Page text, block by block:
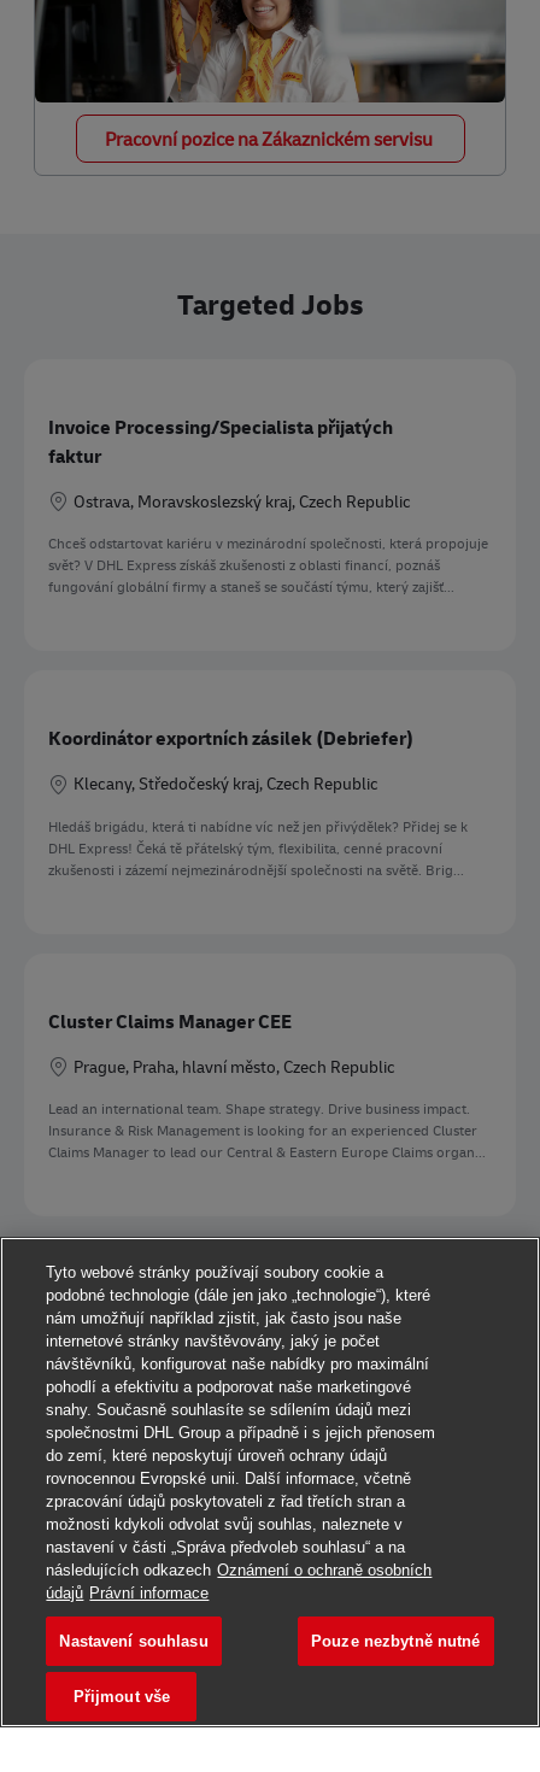
Pracovní pozice na Zákaznickém servisu
Targeted Jobs
Invoice Processing/Specialista přijatých
faktur
Location
Ostrava, Moravskoslezský kraj, Czech Republic
Chceš odstartovat kariéru v mezinárodní společnosti, která propojuje
svět? V DHL Express získáš zkušenosti z oblasti financí, poznáš
fungování globální firmy a staneš se součástí týmu, který zajišť...
Koordinátor exportních zásilek (Debriefer)
Location
Klecany, Středočeský kraj, Czech Republic
Hledáš brigádu, která ti nabídne víc než jen přivýdělek? Přidej se k
DHL Express! Čeká tě přátelský tým, flexibilita, cenné pracovní
zkušenosti i zázemí nejmezinárodnější společnosti na světě. Brig...
Cluster Claims Manager CEE
Location
Prague, Praha, hlavní město, Czech Republic
Lead an international team. Shape strategy. Drive business impact.
Insurance & Risk Management is looking for an experienced Cluster
Claims Manager to lead our Central & Eastern Europe Claims organ...
See all jobs
Tyto webové stránky používají soubory cookie a
podobné technologie (dále jen jako „technologie“), které
nám umožňují například zjistit, jak často jsou naše
internetové stránky navštěvovány, jaký je počet
návštěvníků, konfigurovat naše nabídky pro maximální
pohodlí a efektivitu a podporovat naše marketingové
snahy. Současně souhlasíte se sdílením údajů mezi
společnostmi DHL Group a případně i s jejich přenosem
do zemí, které neposkytují úroveň ochrany údajů
rovnocennou Evropské unii. Další informace, včetně
zpracování údajů poskytovateli z řad třetích stran a
možnosti kdykoli odvolat svůj souhlas, naleznete v
nastavení v části „Správa předvoleb souhlasu“ a na
následujících odkazech Oznámení o ochraně osobních
údajů Právní informace
Nastavení souhlasu Pouze nezbytně nutné
Přijmout vše